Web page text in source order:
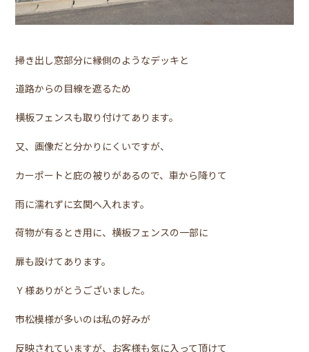
掃き出し窓部分に縁側のようなデッキと
道路からの目線を遮るため
横板フェンスも取り付けてあります。
又、画像だと分かりにくいですが、
カーポートと庇の被りがあるので、車から降りて
雨に濡れずに玄関へ入れます。
荷物が有るとき用に、横板フェンスの一部に
扉も設けてあります。
Ｙ様ありがとうございました。
市松模様が多いのは私の好みが
反映されていますが、お客様も気に入って頂けて